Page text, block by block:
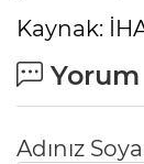
Kaynak:
Adınız